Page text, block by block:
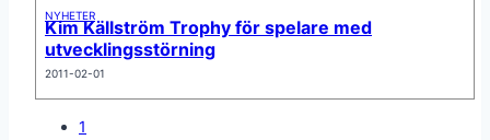
NYHETER
Kim Källström Trophy för spelare med
utvecklingsstörning
2011-02-01
1